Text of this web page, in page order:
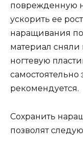
поврежденную
ускорить ее
наращивания
материал
ногтевую
рекомендуется.
Сохранить
позволят